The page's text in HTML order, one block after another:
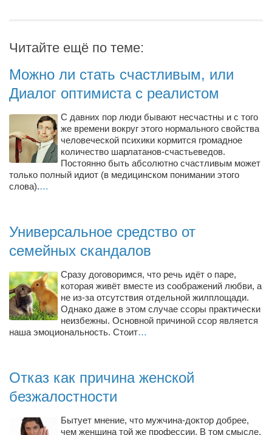
Денис Федченко
Звукорежиссёры
Alfom Studio
Guitarproduction Studio
Писатели
Поэты
Режиссёры
Художники
Анна Гидора
Леонтий Костур
Римма Миленкова
Ирина Проценко
Александр Садовский
Сергей Степанов
Гостиная
Он и Она
Читайте ещё по теме:
Можно ли стать счастливым, или
Диалог оптимиста с реалистом
С давних пор люди бывают несчастны и с того
же времени вокруг этого нормального свойства
человеческой психики кормится громадное
количество шарлатанов-счастьеведов.
Постоянно быть абсолютно счастливым может
только полный идиот (в медицинском понимании этого
слова).…
Универсальное средство от
семейных скандалов
Сразу договоримся, что речь идёт о паре,
которая живёт вместе из соображений любви, а
не из-за отсутствия отдельной жилплощади.
Однако даже в этом случае ссоры практически
неизбежны. Основной причиной ссор является
наша эмоциональность. Стоит…
Отказ как причина женской
безжалостности
Бытует мнение, что мужчина-доктор добрее,
чем женщина той же профессии. В том смысле,